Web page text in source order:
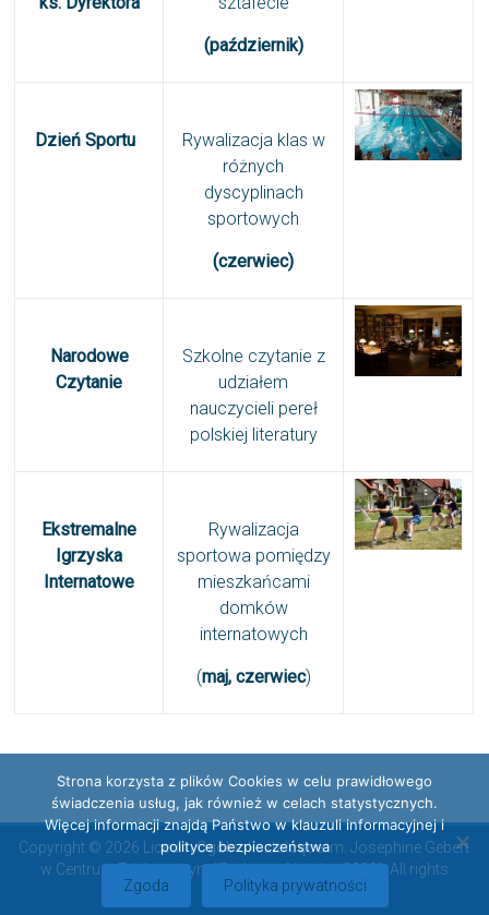
(październik)
Dzień Sportu
Rywalizacja klas w
różnych
dyscyplinach
sportowych
(czerwiec)
Narodowe
Czytanie
Szkolne czytanie z
udziałem
nauczycieli pereł
polskiej literatury
Ekstremalne
Igrzyska
Internatowe
Rywalizacja
sportowa pomiędzy
mieszkańcami
domków
internatowych
(maj, czerwiec)
Copyright © 2026 Liceum Ogólnokształcące im. Josephine Gebert
w Centrum Edukacyjnym "Radosna Nowina 2000". All rights
reserved.
Strona korzysta z plików Cookies w celu prawidłowego
świadczenia usług, jak również w celach statystycznych.
Więcej informacji znajdą Państwo w klauzuli informacyjnej i
polityce bezpieczeństwa
Zgoda Polityka prywatności